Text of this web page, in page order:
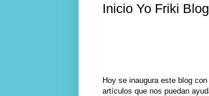
Inicio Yo Friki Blog
Hoy se inaugura este blog
artículos que nos puedan